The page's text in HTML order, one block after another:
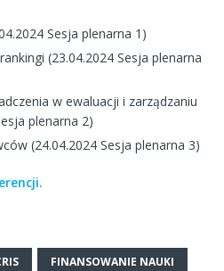
Sesja plenarna 1)
(23.04.2024 Sesja plenarna
w ewaluacji i zarządzaniu
plenarna 2)
(24.04.2024 Sesja plenarna 3)
FINANSOWANIE NAUKI